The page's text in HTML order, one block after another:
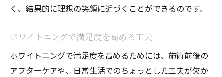
く、結果的に理想の笑顔に近づくことができるのです。
ホワイトニングで満足度を高める工夫
ホワイトニングで満足度を高めるためには、施術前後の
アフターケアや、日常生活でのちょっとした工夫が欠か